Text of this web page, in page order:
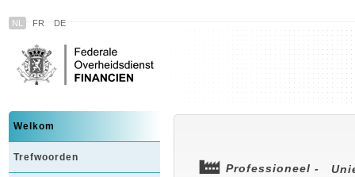
NL FR DE
Welkom
Trefwoorden
Professioneel -